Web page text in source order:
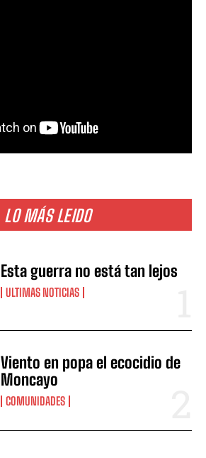
LO MÁS LEIDO
Esta guerra no está tan lejos
ULTIMAS NOTICIAS
Viento en popa el ecocidio de
Moncayo
COMUNIDADES